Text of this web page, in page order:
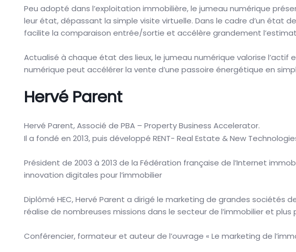
Peu adopté dans l’exploitation immobilière, le jumeau numérique
leur état, dépassant la simple visite virtuelle. Dans le cadre d’un état
facilite la comparaison entrée/sortie et accélère grandement
Actualisé à chaque état des lieux, le jumeau numérique valorise
numérique peut accélérer la vente d’une passoire énergétique en
Hervé Parent
Hervé Parent, Associé de PBA – Property Business Accelerator.
Il a fondé en 2013, puis développé RENT- Real Estate & New
Président de 2003 à 2013 de la Fédération française de l’Internet
innovation digitales pour l’immobilier
Diplômé HEC, Hervé Parent a dirigé le marketing de grandes sociétés
réalise de nombreuses missions dans le secteur de l’immobilier et plus
Conférencier, formateur et auteur de l’ouvrage « Le marketing de